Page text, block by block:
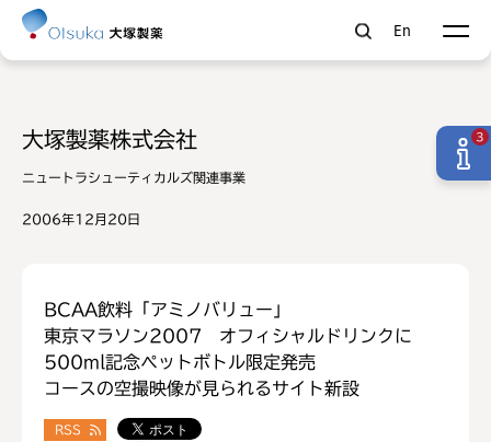
En
大塚製薬株式会社
ニュートラシューティカルズ関連事業
2006年12月20日
BCAA飲料「アミノバリュー」
東京マラソン2007 オフィシャルドリンクに
500ml記念ペットボトル限定発売
コースの空撮映像が見られるサイト新設
RSS
3